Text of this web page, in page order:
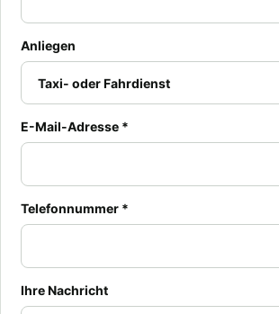
Anliegen
E-Mail-Adresse *
Telefonnummer *
Ihre Nachricht